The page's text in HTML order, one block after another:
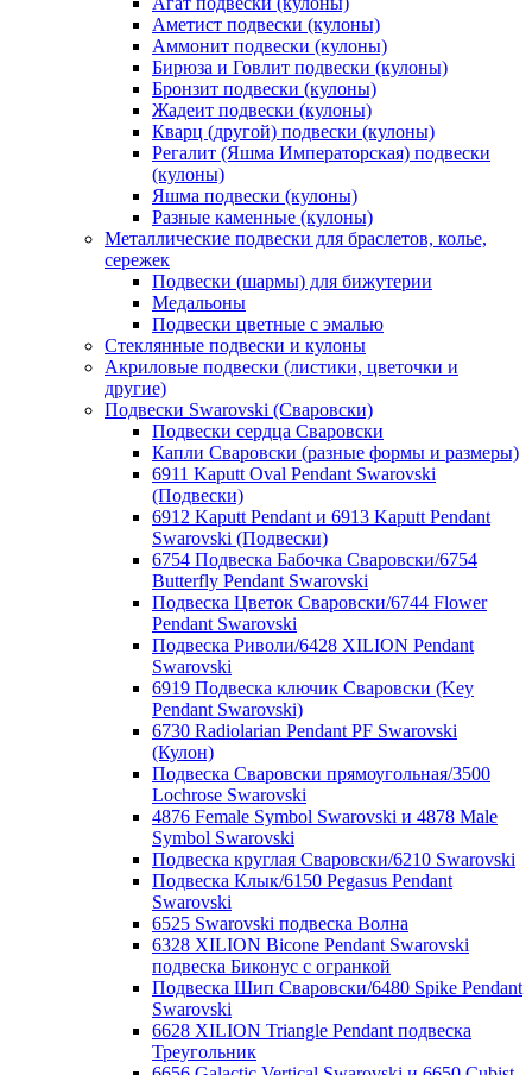
Аметист подвески (кулоны)
Аммонит подвески (кулоны)
Бирюза и Говлит подвески (кулоны)
Бронзит подвески (кулоны)
Жадеит подвески (кулоны)
Кварц (другой) подвески (кулоны)
Регалит (Яшма Императорская) подвески
(кулоны)
Яшма подвески (кулоны)
Разные каменные (кулоны)
Металлические подвески для браслетов, колье,
сережек
Подвески (шармы) для бижутерии
Медальоны
Подвески цветные с эмалью
Стеклянные подвески и кулоны
Акриловые подвески (листики, цветочки и
другие)
Подвески Swarovski (Сваровски)
Подвески сердца Сваровски
Капли Сваровски (разные формы и размеры)
6911 Kaputt Oval Pendant Swarovski
(Подвески)
6912 Kaputt Pendant и 6913 Kaputt Pendant
Swarovski (Подвески)
6754 Подвеска Бабочка Сваровски/6754
Butterfly Pendant Swarovski
Подвеска Цветок Сваровски/6744 Flower
Pendant Swarovski
Подвеска Риволи/6428 XILION Pendant
Swarovski
6919 Подвеска ключик Сваровски (Key
Pendant Swarovski)
6730 Radiolarian Pendant PF Swarovski
(Кулон)
Подвеска Сваровски прямоугольная/3500
Lochrose Swarovski
4876 Female Symbol Swarovski и 4878 Male
Symbol Swarovski
Подвеска круглая Сваровски/6210 Swarovski
Подвеска Клык/6150 Pegasus Pendant
Swarovski
6525 Swarovski подвеска Волна
6328 XILION Bicone Pendant Swarovski
подвеска Биконус c огранкой
Подвеска Шип Сваровски/6480 Spike Pendant
Swarovski
6628 XILION Triangle Pendant подвеска
Треугольник